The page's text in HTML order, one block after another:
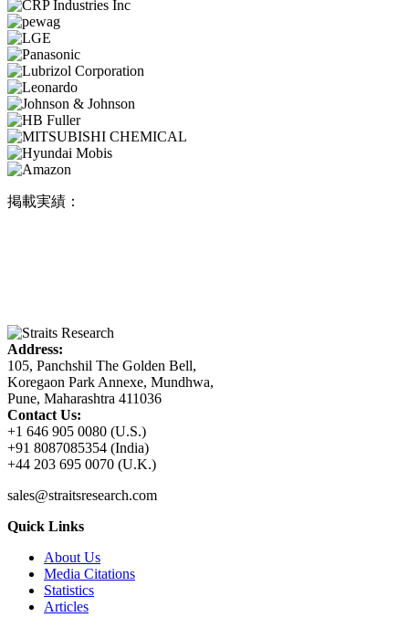
掲載実績：
Address:
105, Panchshil The Golden Bell,
Koregaon Park Annexe, Mundhwa,
Pune, Maharashtra 411036
Contact Us:
+1 646 905 0080 (U.S.)
+91 8087085354 (India)
+44 203 695 0070 (U.K.)
sales@straitsresearch.com
Quick Links
About Us
Media Citations
Statistics
Articles